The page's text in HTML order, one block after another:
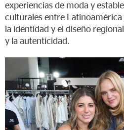
experiencias de moda y
culturales entre Latinoamérica
la identidad y el diseño
y la autenticidad.